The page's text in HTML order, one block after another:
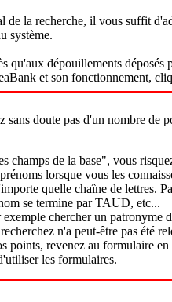
de la recherche, il vous suffit
système.
qu'aux dépouillements
et son fonctionnement,
doute pas d'un nombre
champs de la base", vous
lorsque vous les
quelle chaîne de lettres.
se termine par TAUD, etc...
chercher un
n'a peut-être pas été
points, revenez au formulaire
les formulaires.